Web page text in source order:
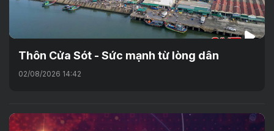
Thôn Cửa Sót - Sức mạnh từ lòng dân
02/08/2026 14:42